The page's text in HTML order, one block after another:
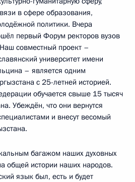
в сфере образования,
политики. Вчера
первый Форум ректоров вузов
совместный проект –
университет имени
– является одним
с 25-летней историей.
обучается свыше 15 тысяч
Убеждён, что они вернутся
и внесут весомый
багажом наших духовных
общей истории наших народов.
язык был, есть и будет